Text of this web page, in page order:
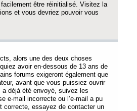
être réinitialisé. Visitez la
et vous devriez pouvoir vous
alors une des deux choses
avoir en-dessous de 13 ans de
forums exigeront également que
avant que vous puissiez ouvrir
déjà été envoyé, suivez les
e-mail incorrecte ou l’e-mail a pu
correcte, essayez de contacter un